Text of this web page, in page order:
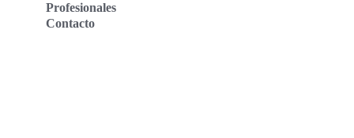
Profesionales
Contacto